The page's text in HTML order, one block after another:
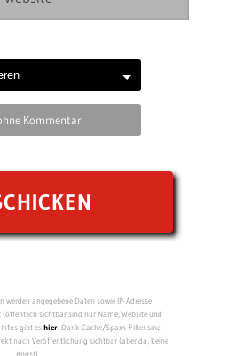
Kommentar
werden angegebene Daten sowie IP-Adresse
(öffentlich sichtbar sind nur Name, Website und
gibt eshier. Dank Cache/Spam-Filter sind
nach Veröffentlichung sichtbar (aber da, keine
Angst).